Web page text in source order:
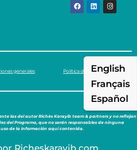
generales Política de privacidad
las del autor Richès Karayib team & partners y no reflejan
del Programa, que no serán responsables de ninguna
de la información aquí contenida.
Richeskarayib.com
English
Français
Español